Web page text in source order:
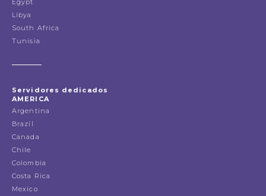
Egypt
Libya
South Africa
Tunisia
Servidores dedicados
AMERICA
Argentina
Brazil
Canada
Chile
Colombia
Costa Rica
Mexico